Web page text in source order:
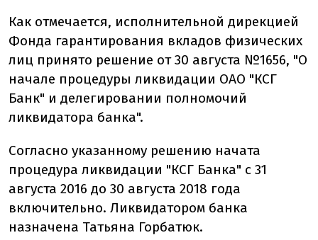
Как отмечается, исполнительной дирекцией
Фонда гарантирования вкладов физических
лиц принято решение от 30 августа №1656, "О
начале процедуры ликвидации ОАО "КСГ
Банк" и делегировании полномочий
ликвидатора банка".
Согласно указанному решению начата
процедура ликвидации "КСГ Банка" с 31
августа 2016 до 30 августа 2018 года
включительно. Ликвидатором банка
назначена Татьяна Горбатюк.